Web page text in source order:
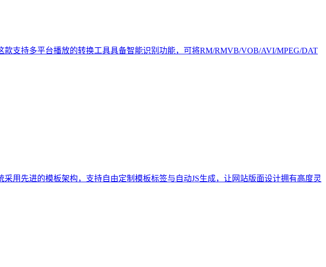
支持多平台播放的转换工具具备智能识别功能，可将RM/RMVB/VOB/AVI/MPEG/DAT
用先进的模板架构，支持自由定制模板标签与自动JS生成，让网站版面设计拥有高度灵